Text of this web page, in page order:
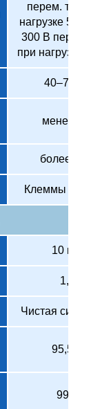
перем. тока
нагрузке 50%/
300 В перем.
при нагрузке
40–70 Гц
менее 3%
более 0,99
Клеммы
10 кВт
1,0
Чистая
95,5%
99%